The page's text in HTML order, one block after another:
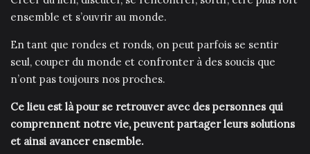
ensemble et s’ouvrir au monde.
En tant que rondes et ronds, on peut parfois se sentir
seul, couper du monde et confronter à des soucis que
n’ont pas toujours nos proches.
Ce lieu est là pour se retrouver avec des personnes qui
comprennent notre vie, peuvent partager leurs solutions
et ainsi avancer ensemble.